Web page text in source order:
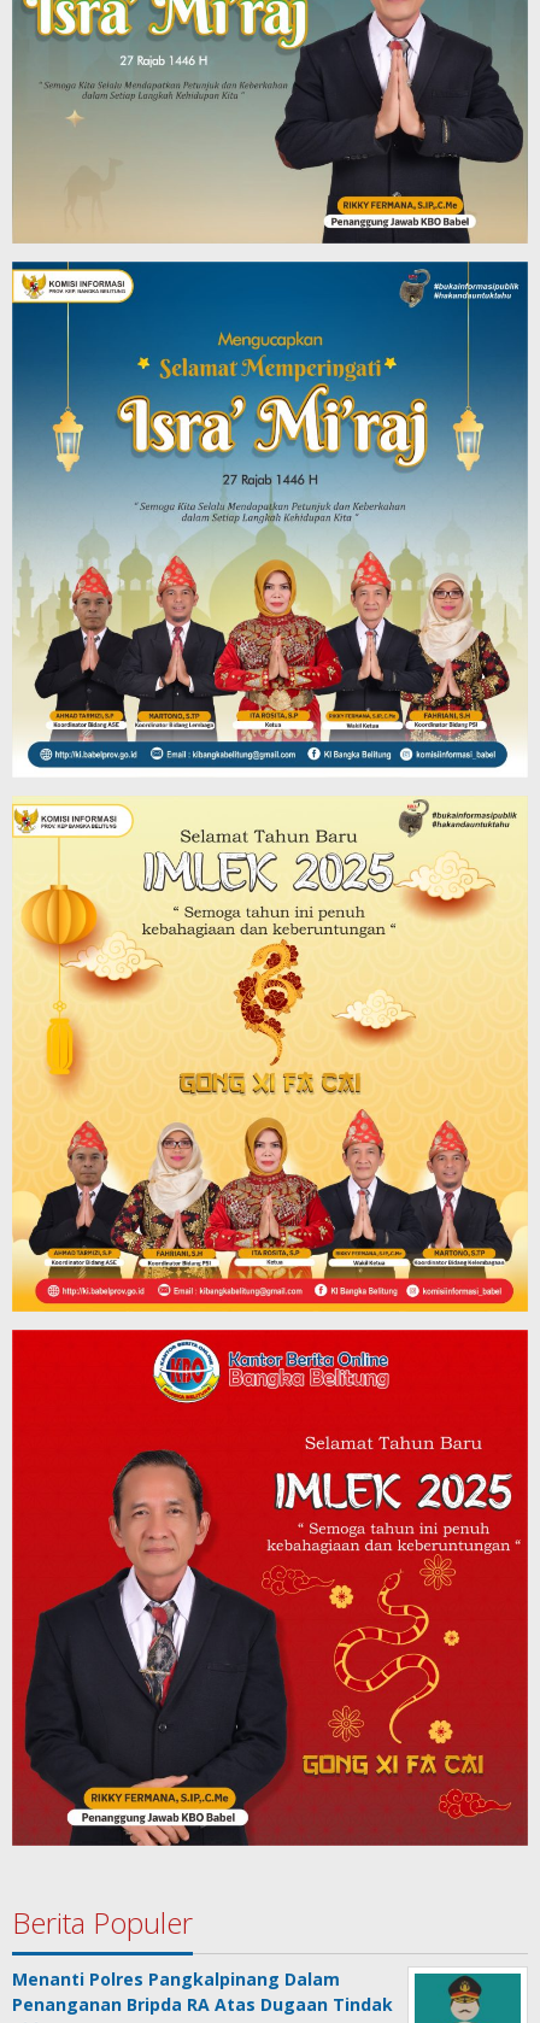
Berita Populer
Menanti Polres Pangkalpinang Dalam
Penanganan Bripda RA Atas Dugaan Tindak